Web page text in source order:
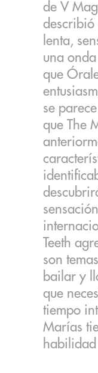
de V
describió
lenta,
una
que
se
que The
Teeth
son
bailar y
que
tiempo
Marías